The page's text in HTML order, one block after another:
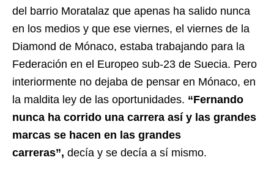
del barrio Moratalaz que apenas ha salido nunca
en los medios y que ese viernes, el viernes de la
Diamond de Mónaco, estaba trabajando para la
Federación en el Europeo sub-23 de Suecia. Pero
interiormente no dejaba de pensar en Mónaco, en
la maldita ley de las oportunidades. “Fernando
nunca ha corrido una carrera así y las grandes
marcas se hacen en las grandes
carreras”, decía y se decía a sí mismo.